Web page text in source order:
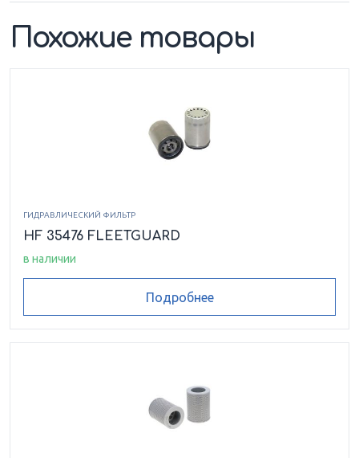
Похожие товары
ГИДРАВЛИЧЕСКИЙ ФИЛЬТР
HF 35476 FLEETGUARD
в наличии
Подробнее